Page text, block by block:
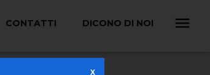
CONTATTI DICONO DI NOI
X